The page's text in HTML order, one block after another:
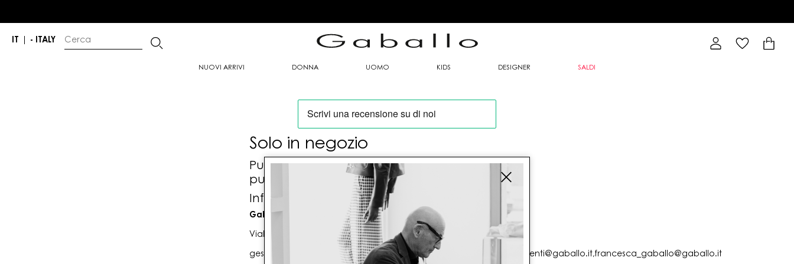
IT - ITALY
NUOVI ARRIVI DONNA UOMO KIDS DESIGNER SALDI
Solo in negozio
Puoi trovare questo articolo solo presso i nostri
punti vendita:
Info contatti
Gaballo Mario srl
Viale G. Matteotti n. 23 00053 Civitavecchia (RM)
gestioneordini@gaballo.it,customercare@sellmasters.it,assistenzaclienti@gaballo.it,francesca_gaballo@gaballo.it